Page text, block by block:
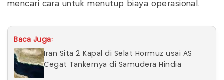
mencari cara untuk menutup biaya operasional.
Baca Juga:
Iran Sita 2 Kapal di Selat Hormuz usai AS
Cegat Tankernya di Samudera Hindia